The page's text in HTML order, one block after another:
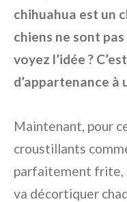
chihuahua est un
chiens ne sont
voyez l’idée ?
d’appartenance à
Maintenant, pour
croustillants
parfaitement frite,
va décortiquer